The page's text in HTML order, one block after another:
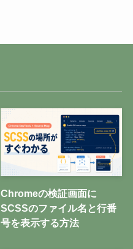
Chromeの検証画面に
SCSSのファイル名と行番
号を表示する方法